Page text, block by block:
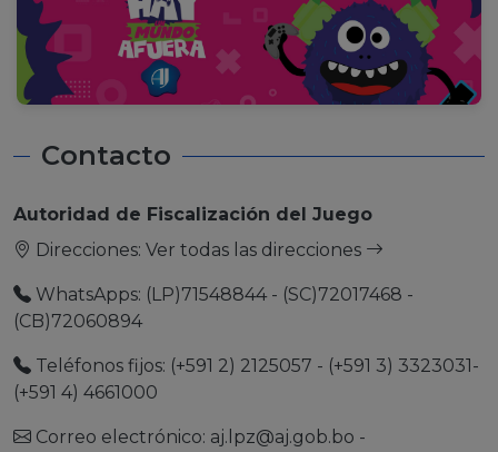
Contacto
Autoridad de Fiscalización del Juego
Direcciones: Ver todas las direcciones
WhatsApps: (LP)71548844 - (SC)72017468 -
(CB)72060894
Teléfonos fijos: (+591 2) 2125057 - (+591 3) 3323031-
(+591 4) 4661000
Correo electrónico: aj.lpz@aj.gob.bo -